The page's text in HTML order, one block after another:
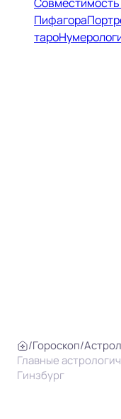
/Гороскоп/
Главные
Гинзбург